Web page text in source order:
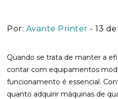
Por: Avante Printer - 13
Quando se trata de manter a
contar com equipamentos
funcionamento é essencial.
quanto adquirir máquinas de